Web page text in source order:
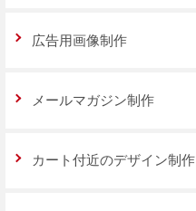
広告用画像制作
メールマガジン制作
カート付近のデザイン制作